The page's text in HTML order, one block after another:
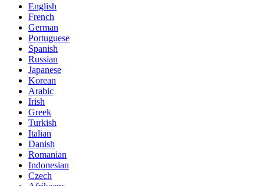
English
French
German
Portuguese
Spanish
Russian
Japanese
Korean
Arabic
Irish
Greek
Turkish
Italian
Danish
Romanian
Indonesian
Czech